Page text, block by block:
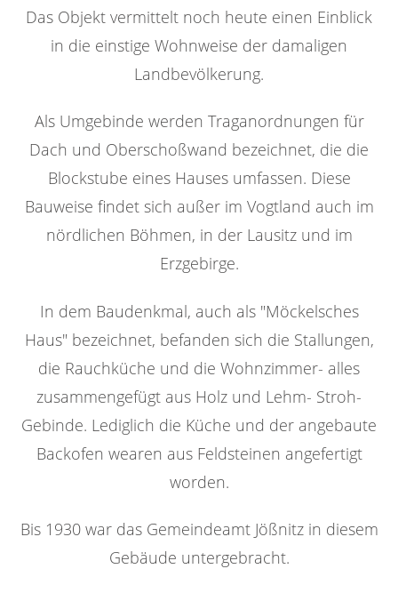
Das Objekt vermittelt noch heute einen Einblick
in die einstige Wohnweise der damaligen
Landbevölkerung.
Als Umgebinde werden Traganordnungen für
Dach und Oberschoßwand bezeichnet, die die
Blockstube eines Hauses umfassen. Diese
Bauweise findet sich außer im Vogtland auch im
nördlichen Böhmen, in der Lausitz und im
Erzgebirge.
In dem Baudenkmal, auch als "Möckelsches
Haus" bezeichnet, befanden sich die Stallungen,
die Rauchküche und die Wohnzimmer- alles
zusammengefügt aus Holz und Lehm- Stroh-
Gebinde. Lediglich die Küche und der angebaute
Backofen wearen aus Feldsteinen angefertigt
worden.
Bis 1930 war das Gemeindeamt Jößnitz in diesem
Gebäude untergebracht.